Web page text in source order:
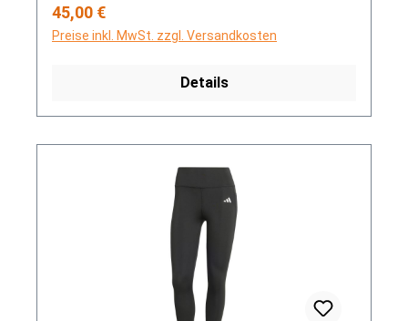
Regulärer Preis:
45,00 €
Preise inkl. MwSt. zzgl. Versandkosten
Details